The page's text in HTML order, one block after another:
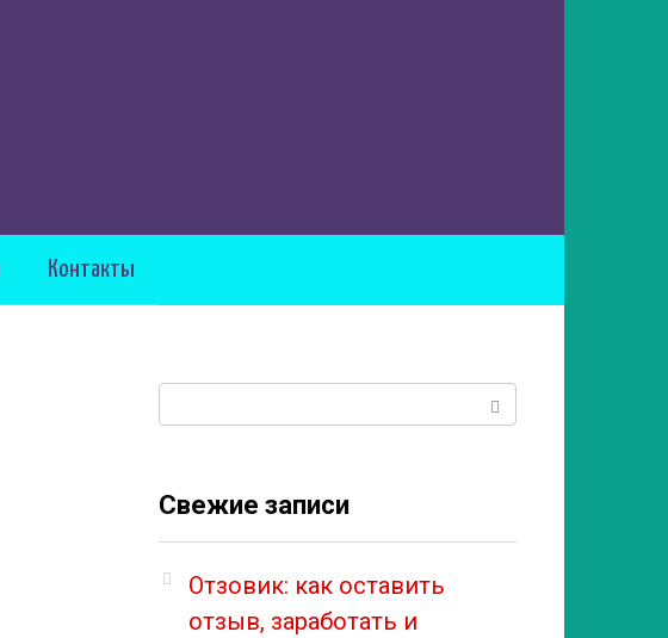
Контакты
Свежие записи
Отзовик: как оставить
отзыв, заработать и